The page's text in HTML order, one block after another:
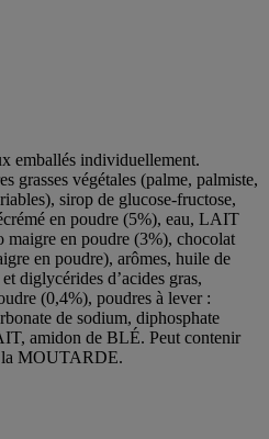
emballés individuellement.
grasses végétales (palme, palmiste,
sirop de glucose-fructose,
en poudre (5%), eau, LAIT
maigre en poudre (3%), chocolat
en poudre), arômes, huile de
diglycérides d’acides gras,
(0,4%), poudres à lever :
de sodium, diphosphate
amidon de BLÉ. Peut contenir
MOUTARDE.